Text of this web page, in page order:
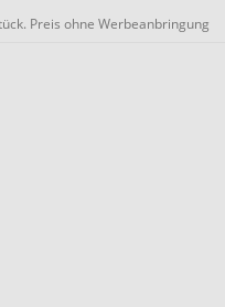
Preis ohne Werbeanbringung